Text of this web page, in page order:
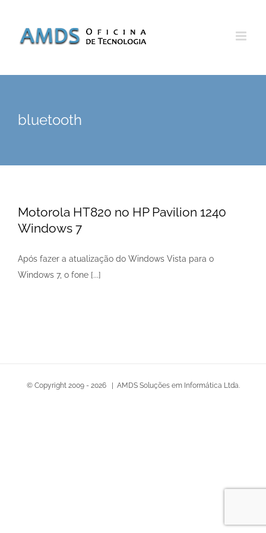
content
bluetooth
Motorola HT820 no HP Pavilion 1240
Windows 7
Após fazer a atualização do Windows Vista para o
Windows 7, o fone [...]
© Copyright 2009 - 2026 | AMDS Soluções em Informática Ltda.